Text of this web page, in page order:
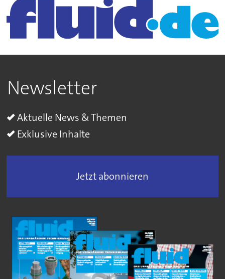
Newsletter
Aktuelle News & Themen
Exklusive Inhalte
Jetzt abonnieren